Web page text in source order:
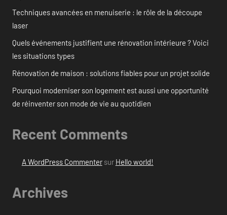
Techniques avancées en menuiserie : le rôle de la découpe
laser
Quels événements justifient une rénovation intérieure ? Voici
les situations types
Rénovation de maison : solutions fiables pour un projet solide
Pourquoi moderniser son logement est aussi une opportunité
de réinventer son mode de vie au quotidien
Recent Comments
A WordPress Commentersur Hello world!
Archives